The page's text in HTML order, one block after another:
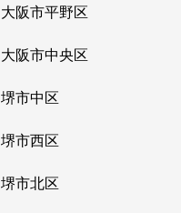
大阪市平野区
大阪市中央区
堺市中区
堺市西区
堺市北区